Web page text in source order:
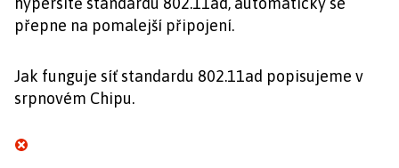
přepne na pomalejší připojení.
Jak funguje síť standardu 802.11ad popisujeme v
srpnovém Chipu.